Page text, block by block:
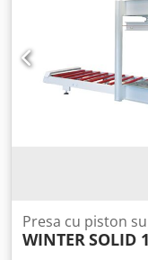
Presare de sus în
bimanuală, conform
Dwedpfx Aevz
role pentru intrare
pentru intrare și
mm, l=1550 mm,
Presa cu piston
WINTERSOLID